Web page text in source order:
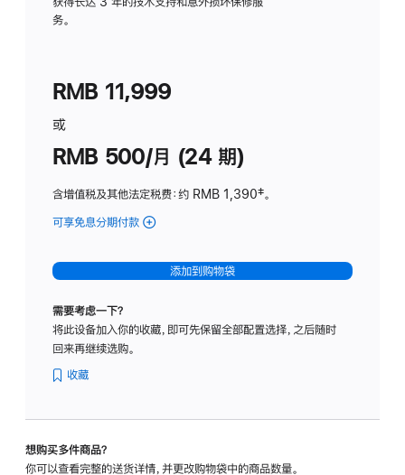
务。
RMB 11,999
或
RMB 500/月 (24 期)
含增值税及其他法定税费：约 RMB 1,390脚
‡。
可享免息分期付款 (Studio
-
标
璃
转
添加到购物袋
需要考虑一下？
将此设备加入你的收藏，即可先保留全部配置选择，之后随时
回来再继续选购。
收藏
想购买多件商品？
你可以查看完整的送货详情，并更改购物袋中的商品数量。